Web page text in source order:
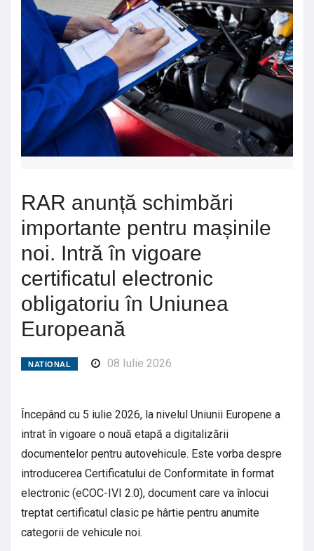
RAR anunță schimbări
importante pentru mașinile
noi. Intră în vigoare
certificatul electronic
obligatoriu în Uniunea
Europeană
NATIONAL 08 Iulie 2026
Începând cu 5 iulie 2026, la nivelul Uniunii Europene a
intrat în vigoare o nouă etapă a digitalizării
documentelor pentru autovehicule. Este vorba despre
introducerea Certificatului de Conformitate în format
electronic (eCOC-IVI 2.0), document care va înlocui
treptat certificatul clasic pe hârtie pentru anumite
categorii de vehicule noi.